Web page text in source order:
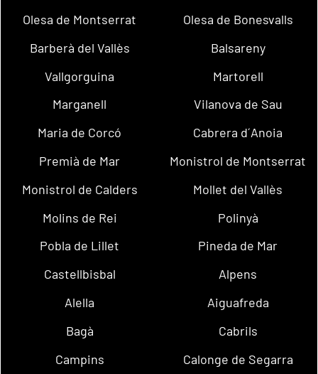
Olesa de Montserrat
Olesa de Bonesvalls
Barberà del Vallès
Balsareny
Vallgorguina
Martorell
Marganell
Vilanova de Sau
Maria de Corcó
Cabrera d´Anoia
Premià de Mar
Monistrol de Montserrat
Monistrol de Calders
Mollet del Vallès
Molins de Rei
Polinyà
Pobla de Lillet
Pineda de Mar
Castellbisbal
Alpens
Alella
Aiguafreda
Bagà
Cabrils
Campins
Calonge de Segarra